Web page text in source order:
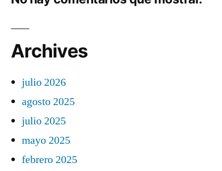
Archives
julio 2026
agosto 2025
julio 2025
mayo 2025
febrero 2025